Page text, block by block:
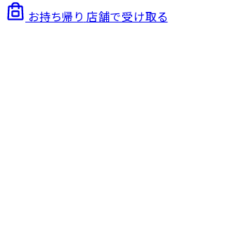
お持ち帰り 店舗で受け取る